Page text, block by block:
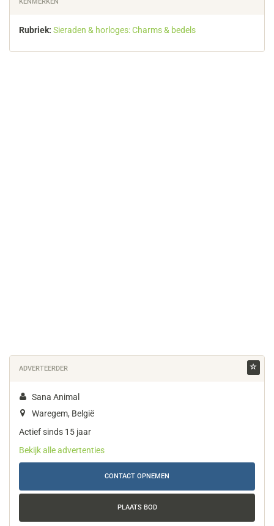
Rubriek: Sieraden & horloges: Charms & bedels
ADVERTEERDER
Sana Animal
Waregem, België
Actief sinds 15 jaar
Bekijk alle advertenties
CONTACT OPNEMEN
PLAATS BOD